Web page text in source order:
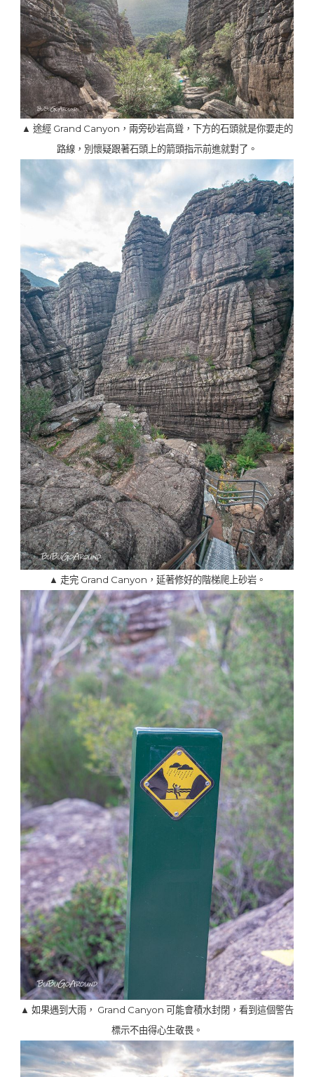
▲ 途經 Grand Canyon，兩旁砂岩高聳，下方的石頭就是你要走的
路線，別懷疑跟著石頭上的箭頭指示前進就對了。
▲ 走完 Grand Canyon，延著修好的階梯爬上砂岩。
▲ 如果遇到大雨， Grand Canyon 可能會積水封閉，看到這個警告
標示不由得心生敬畏。